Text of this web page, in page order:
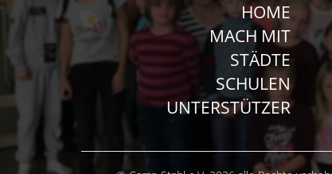
HOME
MACH MIT
STÄDTE
SCHULEN
UNTERSTÜTZER